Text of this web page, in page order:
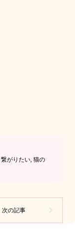
がりたい,猫の